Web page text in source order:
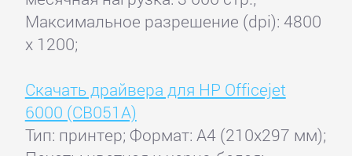
Максимальное разрешение (dpi): 4800
x 1200;
Скачать драйвера для HP Officejet
6000 (CB051A)
Тип: принтер; Формат: A4 (210x297 мм);